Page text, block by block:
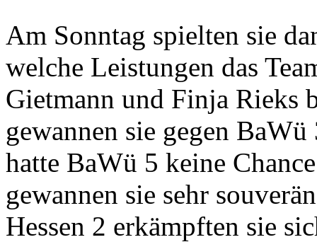
Am Sonntag spielten sie
welche Leistungen das
Gietmann und Finja Rieks
gewannen sie gegen
hatte BaWü 5 keine
gewannen sie sehr
Hessen 2 erkämpften sie